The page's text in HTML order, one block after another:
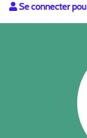
Se connecter